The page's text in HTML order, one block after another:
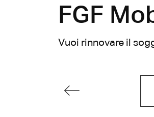
FGF
Vuoi rinnovare il